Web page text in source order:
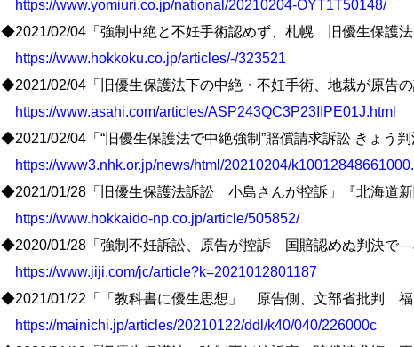
https://www.yomiuri.co.jp/national/20210204-OYT1T50148/
◆2021/02/04「強制中絶と不妊手術認めず、札幌 旧優生保護法
https://www.hokkoku.co.jp/articles/-/323521
◆2021/02/04「旧優生保護法下の中絶・不妊手術、地裁が原告の
https://www.asahi.com/articles/ASP243QC3P23IIPE01J.html
◆2021/02/04「“旧優生保護法で中絶強制”賠償請求訴訟 きょう
https://www3.nhk.or.jp/news/html/20210204/
◆2021/01/28「旧優生保護法訴訟 小島さんが控訴」『北海道新
https://www.hokkaido-np.co.jp/article/505852/
◆2020/01/28「強制不妊訴訟、原告が控訴 国賠認めぬ判決で―
https://www.jiji.com/jc/article?k=2021012801187
◆2021/01/22「「教科書に優生思想」 原告側、文部省批判
https://mainichi.jp/articles/20210122/ddl/k40/040/226000c